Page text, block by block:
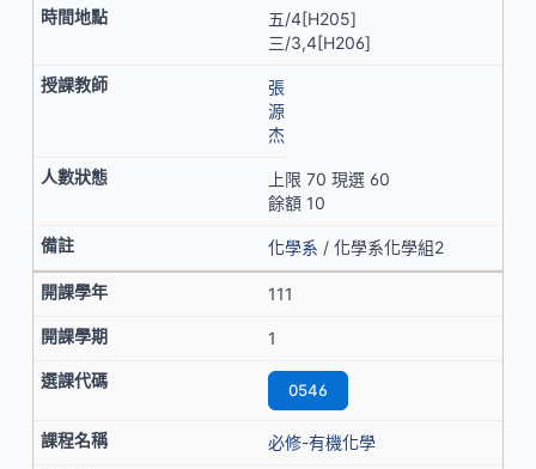
五/4[H205]
三/3,4[H206]
張
源
杰
上限 70 現選 60
餘額 10
化學系 / 化學系化學組2
111
1
0546
必修-有機化學